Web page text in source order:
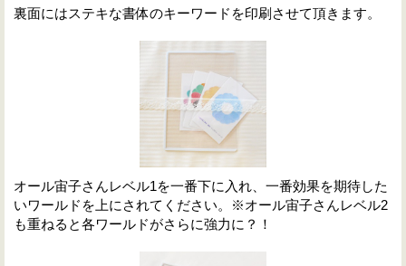
裏面にはステキな書体のキーワードを印刷させて頂きます。
オール宙子さんレベル1を一番下に入れ、一番効果を期待した
いワールドを上にされてください。※オール宙子さんレベル2
も重ねると各ワールドがさらに強力に？！